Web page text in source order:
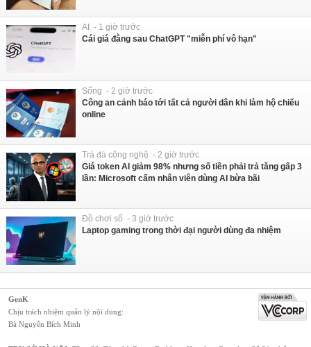
AI - 1 giờ trước
Cái giá đằng sau ChatGPT "miễn phí vô hạn"
Sống - 2 giờ trước
Công an cảnh báo tới tất cả người dân khi làm hộ chiếu
online
Trà đá công nghệ - 2 giờ trước
Giá token AI giảm 98% nhưng số tiền phải trả tăng gấp 3
lần: Microsoft cấm nhân viên dùng AI bừa bãi
Đồ chơi số - 3 giờ trước
Laptop gaming trong thời đại người dùng đa nhiệm
GenK
Chịu trách nhiệm quản lý nội dung:
Bà Nguyễn Bích Minh